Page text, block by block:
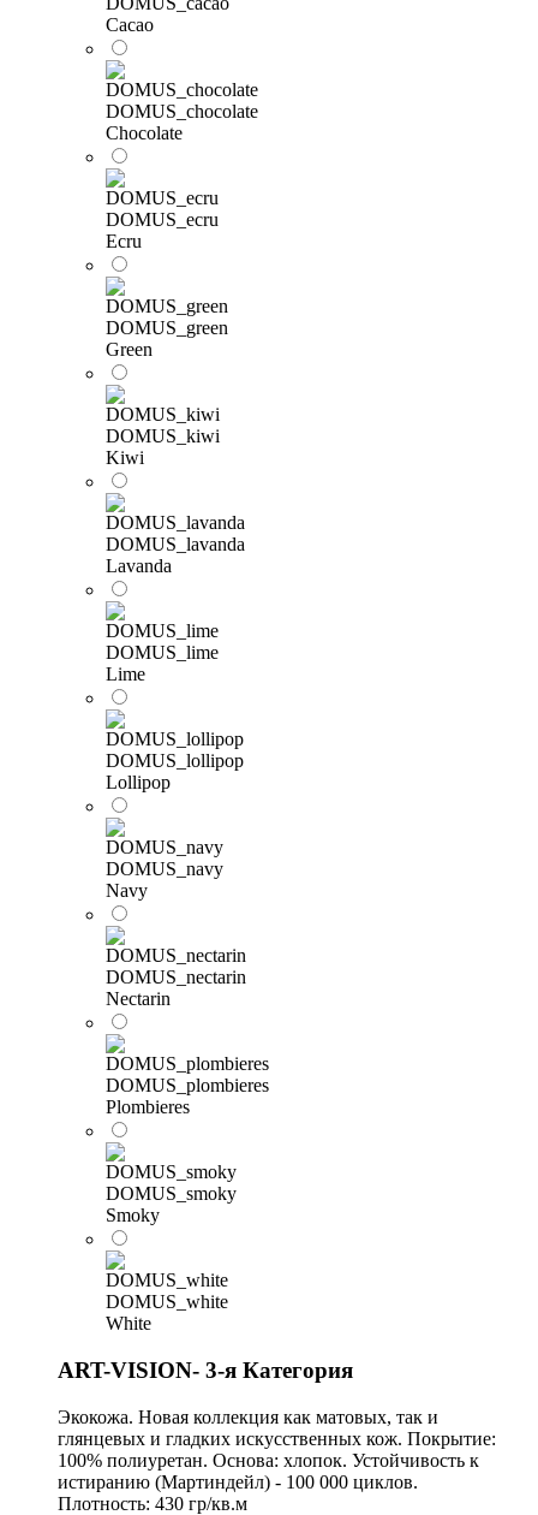
Cacao
DOMUS_chocolate
Chocolate
DOMUS_ecru
Ecru
DOMUS_green
Green
DOMUS_kiwi
Kiwi
DOMUS_lavanda
Lavanda
DOMUS_lime
Lime
DOMUS_lollipop
Lollipop
DOMUS_navy
Navy
DOMUS_nectarin
Nectarin
DOMUS_plombieres
Plombieres
DOMUS_smoky
Smoky
DOMUS_white
White
ART-VISION- 3-я Категория
Экокожа. Новая коллекция как матовых, так и
глянцевых и гладких искусственных кож. Покрытие:
100% полиуретан. Основа: хлопок. Устойчивость к
истиранию (Мартиндейл) - 100 000 циклов.
Плотность: 430 гр/кв.м